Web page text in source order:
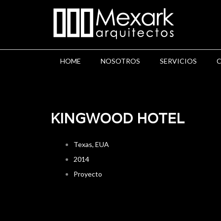
HOME NOSOTROS SERVICIOS
KINGWOOD HOTEL
Texas, EUA
2014
Proyecto